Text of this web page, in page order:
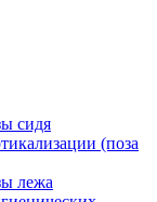
сидя
(поза
лежа